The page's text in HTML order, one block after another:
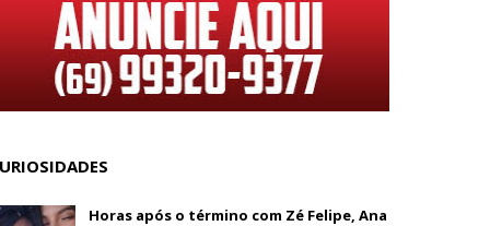
Horas após o término com Zé Felipe, Ana